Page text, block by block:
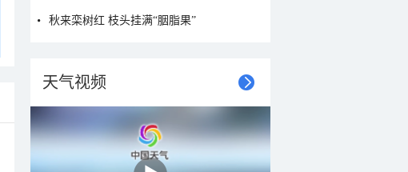
秋来栾树红 枝头挂满“胭脂果”
天气视频